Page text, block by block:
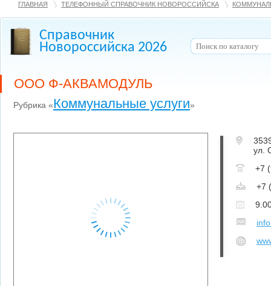
ГЛАВНАЯ ТЕЛЕФОННЫЙ СПРАВОЧНИК НОВОРОССИЙСКА
Справочник
Новороссийска 2026
ООО Ф-АКВАМОДУЛЬ
Рубрика «Коммунальные услуги»
ул.
+7
+7